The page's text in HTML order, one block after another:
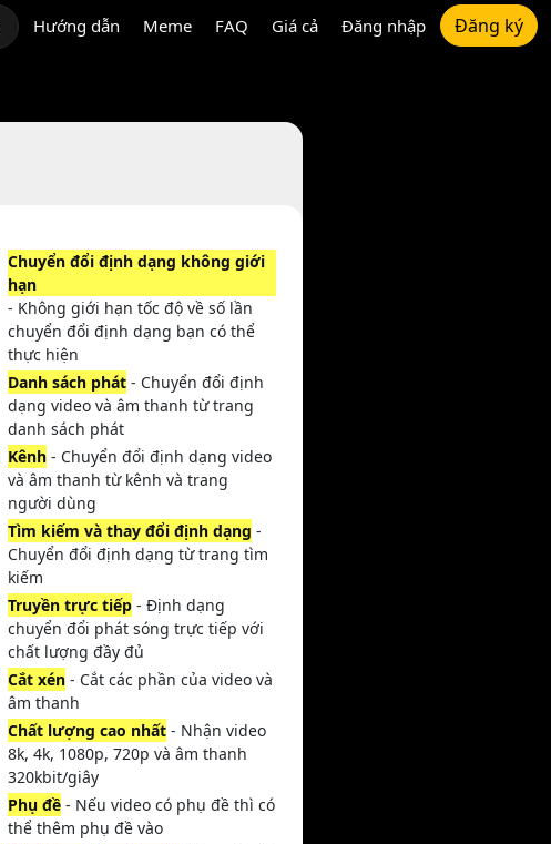
Hướng dẫn Meme FAQ Giá cả Đăng nhập Đăng ký
Chuyển đổi định dạng không giới
hạn
- Không giới hạn tốc độ về số lần
chuyển đổi định dạng bạn có thể
thực hiện
Danh sách phát - Chuyển đổi định
dạng video và âm thanh từ trang
danh sách phát
Kênh - Chuyển đổi định dạng video
và âm thanh từ kênh và trang
người dùng
Tìm kiếm và thay đổi định dạng -
Chuyển đổi định dạng từ trang tìm
kiếm
Truyền trực tiếp - Định dạng
chuyển đổi phát sóng trực tiếp với
chất lượng đầy đủ
Cắt xén - Cắt các phần của video và
âm thanh
Chất lượng cao nhất - Nhận video
8k, 4k, 1080p, 720p và âm thanh
320kbit/giây
Phụ đề - Nếu video có phụ đề thì có
thể thêm phụ đề vào